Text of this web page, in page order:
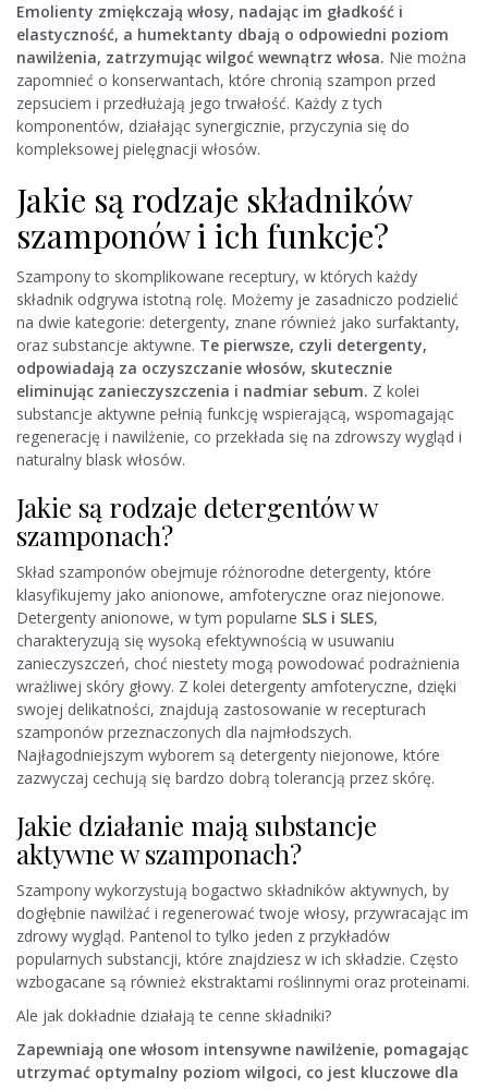
Emolienty zmiękczają włosy, nadając im gładkość i
elastyczność, a humektanty dbają o odpowiedni poziom
nawilżenia, zatrzymując wilgoć wewnątrz włosa. Nie można
zapomnieć o konserwantach, które chronią szampon przed
zepsuciem i przedłużają jego trwałość. Każdy z tych
komponentów, działając synergicznie, przyczynia się do
kompleksowej pielęgnacji włosów.
Jakie są rodzaje składników
szamponów i ich funkcje?
Szampony to skomplikowane receptury, w których każdy
składnik odgrywa istotną rolę. Możemy je zasadniczo podzielić
na dwie kategorie: detergenty, znane również jako surfaktanty,
oraz substancje aktywne. Te pierwsze, czyli detergenty,
odpowiadają za oczyszczanie włosów, skutecznie
eliminując zanieczyszczenia i nadmiar sebum. Z kolei
substancje aktywne pełnią funkcję wspierającą, wspomagając
regenerację i nawilżenie, co przekłada się na zdrowszy wygląd i
naturalny blask włosów.
Jakie są rodzaje detergentów w
szamponach?
Skład szamponów obejmuje różnorodne detergenty, które
klasyfikujemy jako anionowe, amfoteryczne oraz niejonowe.
Detergenty anionowe, w tym popularne SLS i SLES,
charakteryzują się wysoką efektywnością w usuwaniu
zanieczyszczeń, choć niestety mogą powodować podrażnienia
wrażliwej skóry głowy. Z kolei detergenty amfoteryczne, dzięki
swojej delikatności, znajdują zastosowanie w recepturach
szamponów przeznaczonych dla najmłodszych.
Najłagodniejszym wyborem są detergenty niejonowe, które
zazwyczaj cechują się bardzo dobrą tolerancją przez skórę.
Jakie działanie mają substancje
aktywne w szamponach?
Szampony wykorzystują bogactwo składników aktywnych, by
dogłębnie nawilżać i regenerować twoje włosy, przywracając im
zdrowy wygląd. Pantenol to tylko jeden z przykładów
popularnych substancji, które znajdziesz w ich składzie. Często
wzbogacane są również ekstraktami roślinnymi oraz proteinami.
Ale jak dokładnie działają te cenne składniki?
Zapewniają one włosom intensywne nawilżenie, pomagając
utrzymać optymalny poziom wilgoci, co jest kluczowe dla